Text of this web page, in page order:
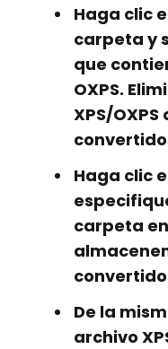
Haga clic
carpeta y
que
OXPS.
XPS/
Haga clic
carpeta
De la
archivo